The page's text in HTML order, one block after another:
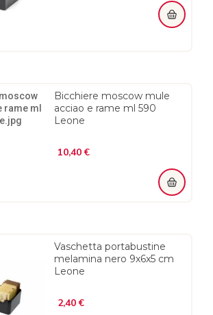
Bicchiere moscow mule
acciao e rame ml 590
Leone
10,40 €
Vaschetta portabustine
melamina nero 9x6x5 cm
Leone
2,40 €